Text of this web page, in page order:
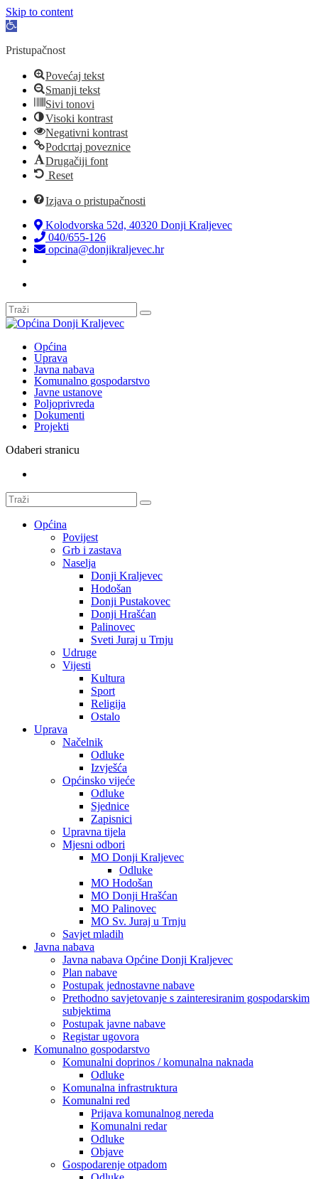
Skip to content
Open
Pristupačnost
Povećaj tekst
Smanji tekst
Sivi tonovi
Visoki kontrast
Negativni kontrast
Podcrtaj poveznice
Drugačiji font
Reset
Izjava o pristupačnosti
Kolodvorska 52d, 40320 Donji Kraljevec
040/655-126
opcina@donjikraljevec.hr
Općina
Uprava
Javna nabava
Komunalno gospodarstvo
Javne ustanove
Poljoprivreda
Dokumenti
Projekti
Odaberi stranicu
Općina
Povijest
Grb i zastava
Naselja
Donji Kraljevec
Hodošan
Donji Pustakovec
Donji Hrašćan
Palinovec
Sveti Juraj u Trnju
Udruge
Vijesti
Kultura
Sport
Religija
Ostalo
Uprava
Načelnik
Odluke
Izvješća
Općinsko vijeće
Odluke
Sjednice
Zapisnici
Upravna tijela
Mjesni odbori
MO Donji Kraljevec
Odluke
MO Hodošan
MO Donji Hrašćan
MO Palinovec
MO Sv. Juraj u Trnju
Savjet mladih
Javna nabava
Javna nabava Općine Donji Kraljevec
Plan nabave
Postupak jednostavne nabave
Prethodno savjetovanje s zainteresiranim gospodarskim
subjektima
Postupak javne nabave
Registar ugovora
Komunalno gospodarstvo
Komunalni doprinos / komunalna naknada
Odluke
Komunalna infrastruktura
Komunalni red
Prijava komunalnog nereda
Komunalni redar
Odluke
Objave
Gospodarenje otpadom